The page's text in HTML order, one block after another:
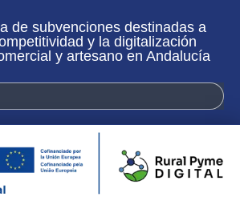
de subvenciones destinadas a
y la digitalización
y artesano en Andalucía